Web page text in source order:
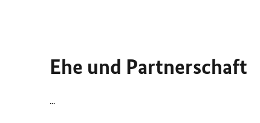
Ehe und Partnerschaft
...